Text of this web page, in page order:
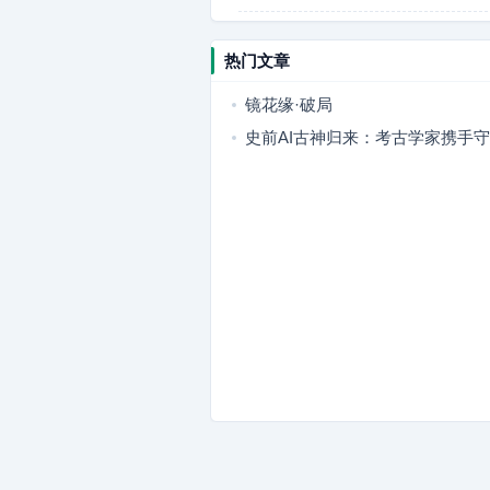
热门文章
镜花缘·破局
史前AI古神归来：考古学家携手